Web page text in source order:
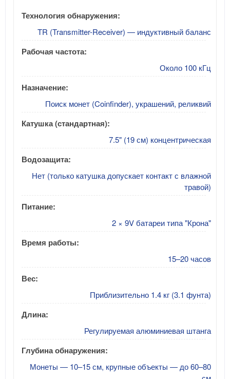
Технология обнаружения:
TR (Transmitter-Receiver) — индуктивный баланс
Рабочая частота:
Около 100 кГц
Назначение:
Поиск монет (Coinfinder), украшений, реликвий
Катушка (стандартная):
7.5" (19 см) концентрическая
Водозащита:
Нет (только катушка допускает контакт с влажной
травой)
Питание:
2 × 9V батареи типа "Крона"
Время работы:
15–20 часов
Вес:
Приблизительно 1.4 кг (3.1 фунта)
Длина:
Регулируемая алюминиевая штанга
Глубина обнаружения:
Монеты — 10–15 см, крупные объекты — до 60–80